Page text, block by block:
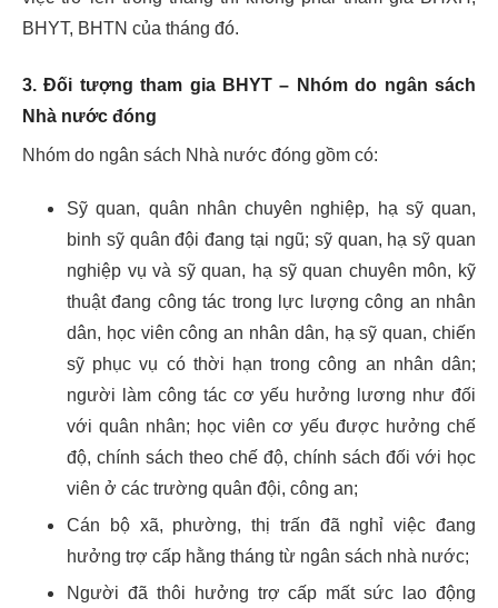
BHYT, BHTN của tháng đó.
3. Đối tượng tham gia BHYT – Nhóm do ngân sách
Nhà nước đóng
Nhóm do ngân sách Nhà nước đóng gồm có:
Sỹ quan, quân nhân chuyên nghiệp, hạ sỹ quan,
binh sỹ quân đội đang tại ngũ; sỹ quan, hạ sỹ quan
nghiệp vụ và sỹ quan, hạ sỹ quan chuyên môn, kỹ
thuật đang công tác trong lực lượng công an nhân
dân, học viên công an nhân dân, hạ sỹ quan, chiến
sỹ phục vụ có thời hạn trong công an nhân dân;
người làm công tác cơ yếu hưởng lương như đối
với quân nhân; học viên cơ yếu được hưởng chế
độ, chính sách theo chế độ, chính sách đối với học
viên ở các trường quân đội, công an;
Cán bộ xã, phường, thị trấn đã nghỉ việc đang
hưởng trợ cấp hằng tháng từ ngân sách nhà nước;
Người đã thôi hưởng trợ cấp mất sức lao động